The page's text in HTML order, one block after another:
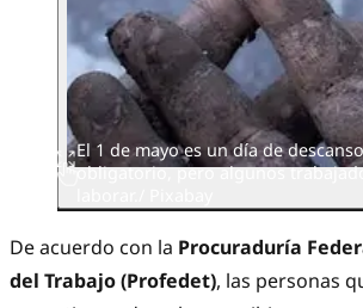
El 1 de mayo es un día de descanso
obligatorio, pero algunos
De acuerdo con la Procuraduría
del Trabajo (Profedet), las personas